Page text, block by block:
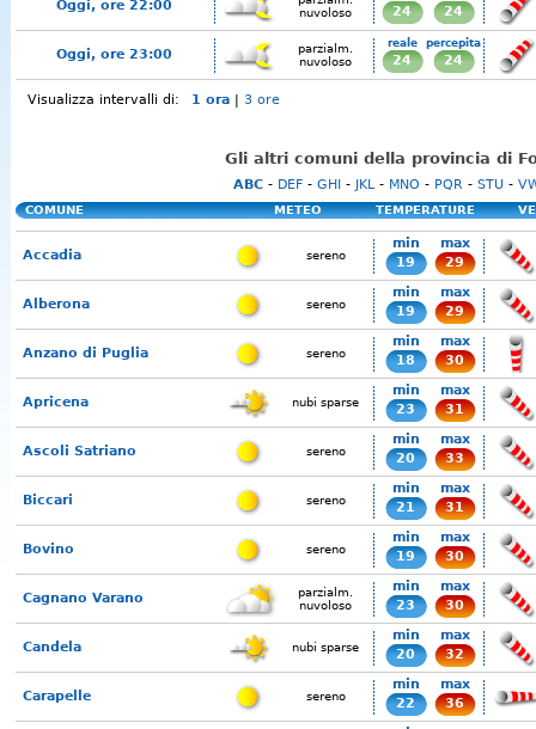
Oggi, ore 22:00
nuvoloso
24 24
Oggi, ore 23:00
parzialm.
nuvoloso
reale
24
percepita
24
Visualizza intervalli di: 1 ora | 3 ore
Gli altri comuni della provincia di
ABC- DEF- GHI- JKL- MNO - PQR - STU -
COMUNE METEO TEMPERATURE
Accadia sereno
min
19
max
29
Alberona sereno
min
19
max
29
Anzano di Puglia sereno
min
18
max
30
Apricena nubi sparse
min
23
max
31
Ascoli Satriano sereno
min
20
max
33
Biccari sereno
min
21
max
31
Bovino sereno
min
19
max
30
Cagnano Varano
parzialm.
nuvoloso
min
23
max
30
Candela nubi sparse
min
20
max
32
Carapelle sereno
min
22
max
36